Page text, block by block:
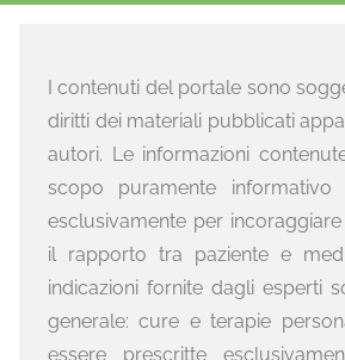
I contenuti del portale sono
diritti dei materiali pubblicati
autori. Le informazioni
scopo puramente
esclusivamente per
il rapporto tra paziente e
indicazioni fornite dagli esperti
generale: cure e terapie
essere prescritte